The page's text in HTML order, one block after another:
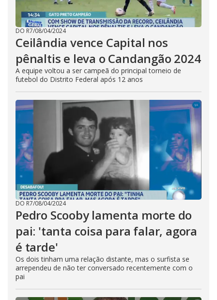
DO R7/08/04/2024
Ceilândia vence Capital nos
pênaltis e leva o Candangão 2024
A equipe voltou a ser campeã do principal torneio de
futebol do Distrito Federal após 12 anos
DO R7/08/04/2024
Pedro Scooby lamenta morte do
pai: 'tanta coisa para falar, agora
é tarde'
Os dois tinham uma relação distante, mas o surfista se
arrependeu de não ter conversado recentemente com o
pai